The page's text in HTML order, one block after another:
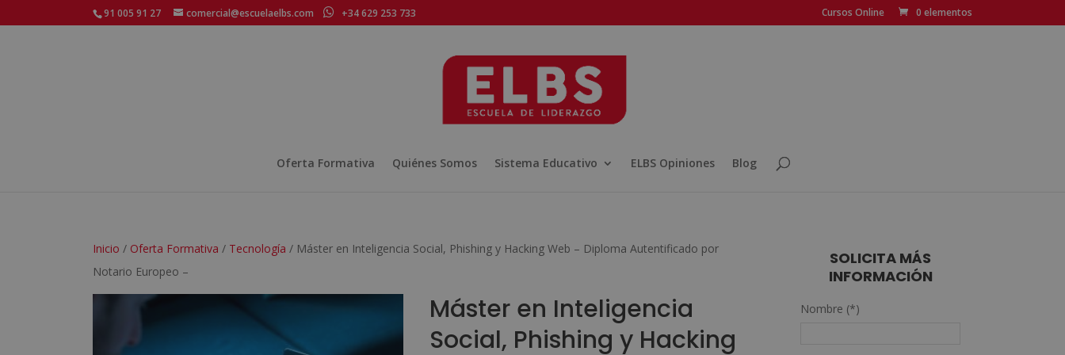
91 005 91 27 comercial@escuelaelbs.com +34 629 253 733 Cursos Online 0 elementos
Oferta Formativa Quiénes Somos Sistema Educativo ELBS Opiniones Blog
Inicio / Oferta Formativa / Tecnología / Máster en Inteligencia Social, Phishing y Hacking Web – Diploma Autentificado por
Notario Europeo –
Máster en Inteligencia
Social, Phishing y Hacking
SOLICITA MÁS
INFORMACIÓN
Nombre (*)